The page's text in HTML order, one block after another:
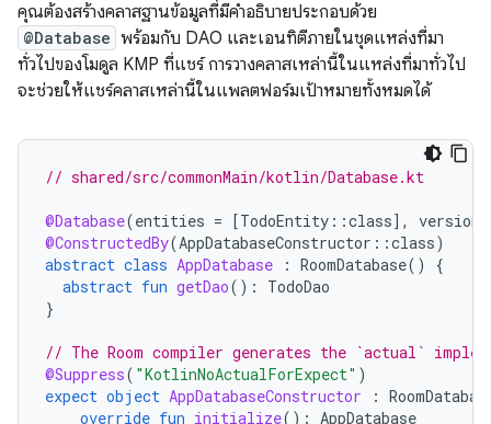
คุณต้องสร้างคลาสฐานข้อมูลที่มีคำอธิบายประกอบด้วย
@Database พร้อมกับ DAO และเอนทิตีภายในชุดแหล่งที่มา
ทั่วไปของโมดูล KMP ที่แชร์ การวางคลาสเหล่านี้ในแหล่งที่มาทั่วไป
จะช่วยให้แชร์คลาสเหล่านี้ในแพลตฟอร์มเป้าหมายทั้งหมดได้
// shared/src/commonMain/kotlin/Database.kt
@Database(entities = [TodoEntity ::class] , version
@ConstructedBy(AppDatabaseConstructor ::class)
abstract class AppDatabase : RoomDatabase()
{
abstract fun getDao():
TodoDao
}
// The Room compiler generates the `actual`
@Suppress( "KotlinNoActualForExpect" )
expect object AppDatabaseConstructor :
override fun initialize(): AppDatabase